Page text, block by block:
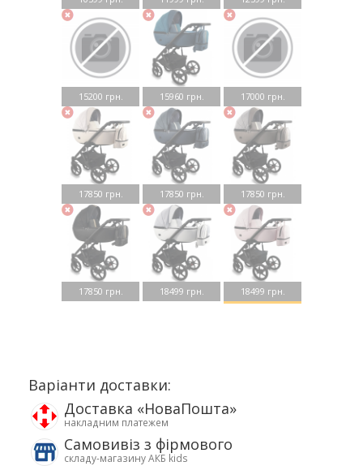
15200 грн. 15960 грн. 17000 грн.
17850 грн. 17850 грн. 17850 грн.
17850 грн. 18499 грн. 18499 грн.
Варіанти доставки:
Доставка «НоваПошта»
накладним платежем
Самовивіз з фірмового
складу-магазину АКБ kids